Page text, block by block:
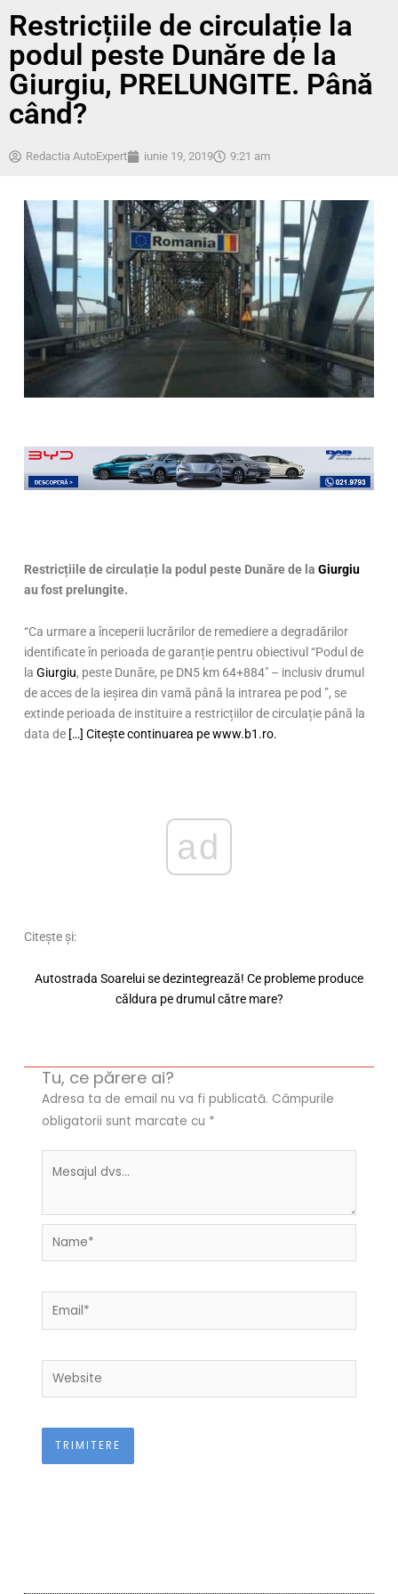
Restricțiile de circulație la
podul peste Dunăre de la
Giurgiu, PRELUNGITE. Până
când?
Redactia AutoExpert iunie 19, 2019 9:21 am
Restricțiile de circulație la podul peste Dunăre de laGiurgiu
au fost prelungite.
“Ca urmare a începerii lucrărilor de remediere a degradărilor
identificate în perioada de garanție pentru obiectivul “Podul de
laGiurgiu, peste Dunăre, pe DN5 km 64+884″ – inclusiv drumul
de acces de la ieșirea din vamă până la intrarea pe pod ”, se
extinde perioada de instituire a restricțiilor de circulație până la
data de […] Citește continuarea pe www.b1.ro.
ad
Citește și:
Autostrada Soarelui se dezintegrează! Ce probleme produce
căldura pe drumul către mare?
Tu, ce părere ai?
Adresa ta de email nu va fi publicată. Câmpurile
obligatorii sunt marcate cu *
Name*
Email*
Website